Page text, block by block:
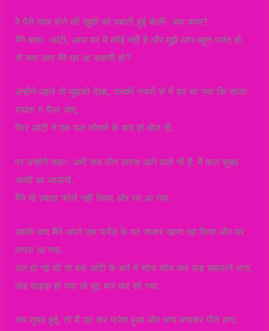
वे पैसे माफ होने की खुशी को दबाती हुई बोलीं- क्या काम?
मैंने कहा- आंटी, आज घर में कोई नहीं है और मुझे आप बहुत पसंद हो,
तो क्या आप मेरे घर आ सकती हो?
उन्होंने पहले तो मुझको देखा, उनकी नजरों से मैं डर सा गया कि साला
रायता न फैल जाए.
फिर आंटी ने एक पल सोचने के बाद हां बोल दी.
पर उन्होंने कहा- अभी सब लोग वापस आने वाले भी हैं. मैं कल सुबह
जल्दी आ जाऊंगी.
मैंने भी ज़्यादा फोर्स नहीं किया और घर आ गया.
उसके बाद मैंने अपने एक फ्रेंड के घर जाकर खाना खा लिया और घर
वापस आ गया.
रात हो गई थी तो बस आंटी के बारे में सोच सोच कर लंड सहलाने लगा,
लंड कड़क हो गया तो मुठ मार कर सो गया.
जब सुबह हुई, तो मैं उठ कर फ्रेश हुआ और चाय बनाकर पीने लगा.